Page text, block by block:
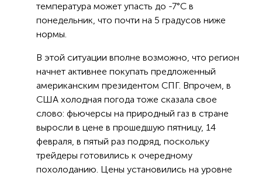
температура может упасть до -7°C в
понедельник, что почти на 5 градусов ниже
нормы.
В этой ситуации вполне возможно, что регион
начнет активнее покупать предложенный
американским президентом СПГ. Впрочем, в
США холодная погода тоже сказала свое
слово: фьючерсы на природный газ в стране
выросли в цене в прошедшую пятницу, 14
февраля, в пятый раз подряд, поскольку
трейдеры готовились к очередному
похолоданию. Цены установились на уровне